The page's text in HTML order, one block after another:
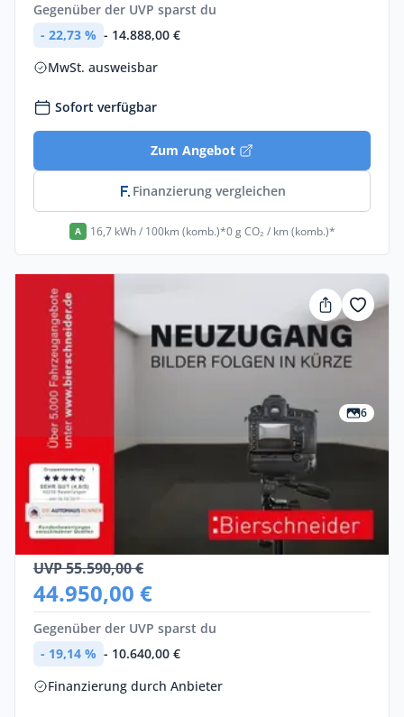
Gegenüber der UVP sparst du
- 22,73 % - 14.888,00 €
MwSt. ausweisbar
Sofort verfügbar
Zum Angebot
Finanzierung vergleichen
A 16,7 kWh / 100km (komb.)*0 g CO₂ / km (komb.)*
6
Privat
Cupra Tavascan
Elektro •Automatik •
285 PS (210 kW)
Neuwagen
UVP 55.590,00 €
44.950,00 €
Gegenüber der UVP sparst du
- 19,14 % - 10.640,00 €
Finanzierung durch Anbieter